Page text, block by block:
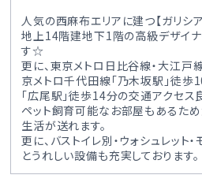
人気の西麻布エリアに建つ【ガリシ
地上14階建地下1階の高級デザイ
す☆
更に、東京メトロ日比谷線・大江戸
京メトロ千代田線「乃木坂駅」徒
「広尾駅」徒歩14分の交通アクセ
ペット飼育可能なお部屋もあるた
生活が送れます。
更に、バストイレ別・ウォシュレット
とうれしい設備も充実しております。